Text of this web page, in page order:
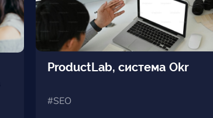
ProductLab, система Okr
#SEO